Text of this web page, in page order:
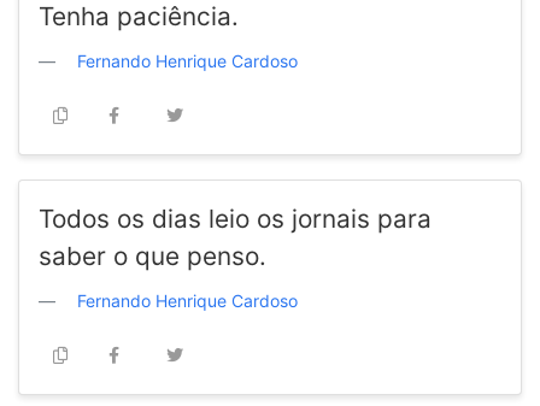
Tenha paciência.
Fernando Henrique Cardoso
Todos os dias leio os jornais para
saber o que penso.
Fernando Henrique Cardoso